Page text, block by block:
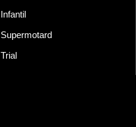
Infantil
Supermotard
Trial